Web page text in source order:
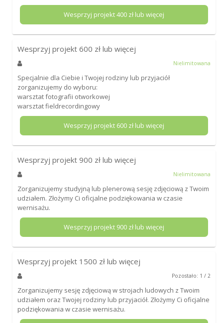
Wesprzyj projekt400zł lub więcej
Wesprzyj projekt 600 zł lub więcej
Nielimitowana
Specjalnie dla Ciebie i Twojej rodziny lub przyjaciół
zorganizujemy do wyboru:
warsztat fotografii otworkowej
warsztat fieldrecordingowy
Wesprzyj projekt 600zł lub więcej
Wesprzyj projekt 900 zł lub więcej
Nielimitowana
Zorganizujemy studyjną lub plenerową sesję zdjęciową z Twoim
udziałem. Złożymy Ci oficjalne podziękowania w czasie
wernisażu.
Wesprzyj projekt 900zł lub więcej
Wesprzyj projekt 1500 zł lub więcej
Pozostało: 1 / 2
Zorganizujemy sesję zdjęciową w strojach ludowych z Twoim
udziałem oraz Twojej rodziny lub przyjaciół. Złożymy Ci oficjalne
podziękowania w czasie wernisażu.